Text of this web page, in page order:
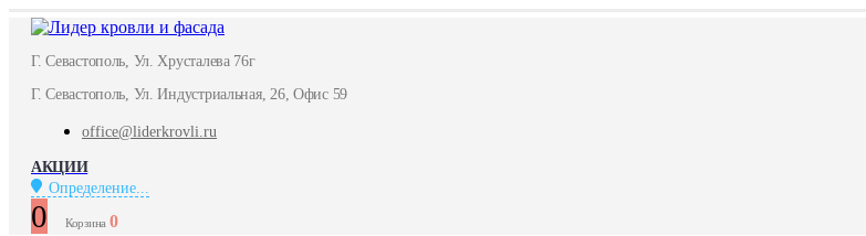
Г. Севастополь, Ул. Хрусталева 76г
Г. Севастополь, Ул. Индустриальная, 26, Офис 59
office@liderkrovli.ru
АКЦИИ
Определение...
0 Корзина 0